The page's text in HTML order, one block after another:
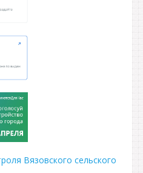
Вязовского сельского